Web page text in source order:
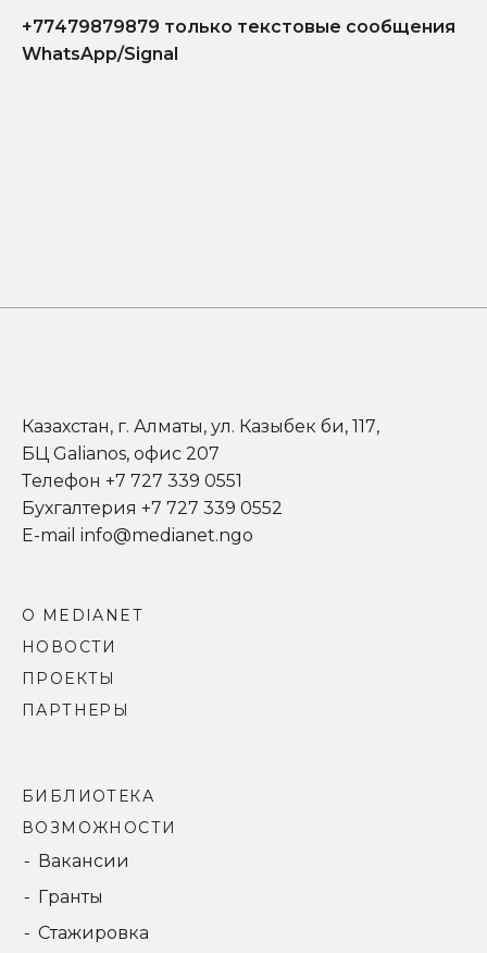
+77479879879 только текстовые сообщения
WhatsApp/Signal
Казахстан, г. Алматы, ул. Казыбек би, 117,
БЦ Galianos, офис 207
Телефон +7 727 339 0551
Бухгалтерия +7 727 339 0552
E-mail info@medianet.ngo
О MEDIANET
НОВОСТИ
ПРОЕКТЫ
ПАРТНЕРЫ
БИБЛИОТЕКА
ВОЗМОЖНОСТИ
Вакансии
Гранты
Стажировка